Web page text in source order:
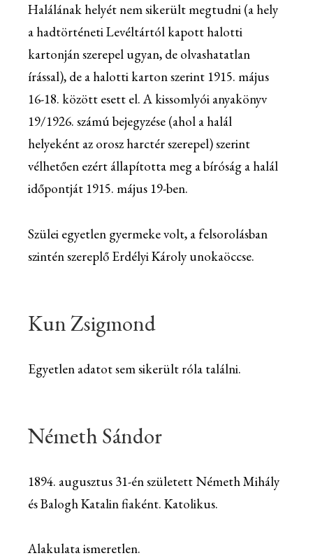
Halálának helyét nem sikerült megtudni (a hely
a hadtörténeti Levéltártól kapott halotti
kartonján szerepel ugyan, de olvashatatlan
írással), de a halotti karton szerint 1915. május
16-18. között esett el. A kissomlyói anyakönyv
19/1926. számú bejegyzése (ahol a halál
helyeként az orosz harctér szerepel) szerint
vélhetően ezért állapította meg a bíróság a halál
időpontját 1915. május 19-ben.
Szülei egyetlen gyermeke volt, a felsorolásban
szintén szereplő Erdélyi Károly unokaöccse.
Kun Zsigmond
Egyetlen adatot sem sikerült róla találni.
Németh Sándor
1894. augusztus 31-én született Németh Mihály
és Balogh Katalin fiaként. Katolikus.
Alakulata ismeretlen.